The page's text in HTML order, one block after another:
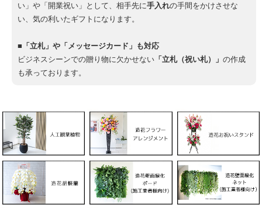
い」や「開業祝い」として、相手先に手入れの手間をかけさせな
い、気の利いたギフトになります。
■「立札」や「メッセージカード」も対応
ビジネスシーンでの贈り物に欠かせない 「立札（祝い札）」 の作成
も承っております。